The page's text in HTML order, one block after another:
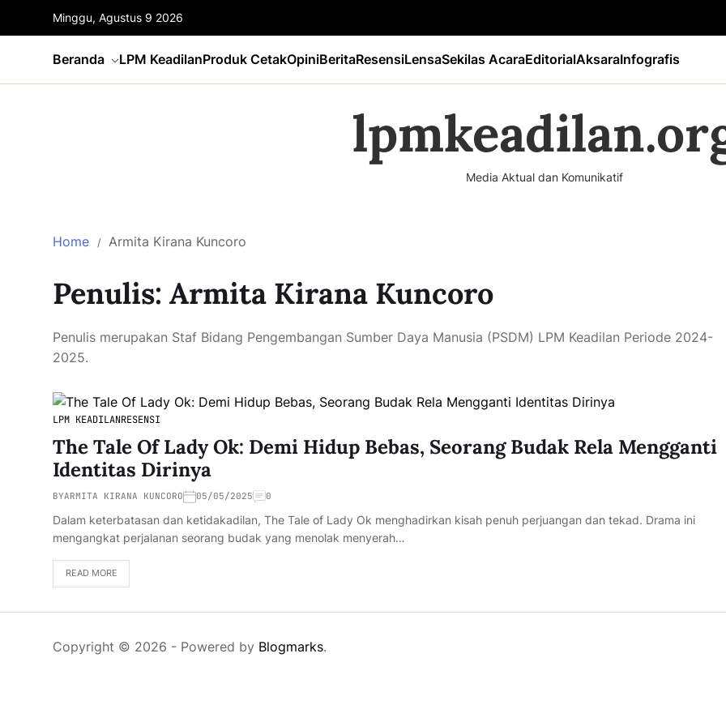
Minggu, Agustus 9 2026
Beranda LPM KeadilanProduk CetakOpiniBeritaResensiLensaSekilas AcaraEditorialAksaraInfografis
Media Aktual dan Komunikatif
Home Armita Kirana Kuncoro
Penulis: Armita Kirana Kuncoro
Penulis merupakan Staf Bidang Pengembangan Sumber Daya Manusia (PSDM) LPM Keadilan Periode 2024-
2025.
LPM KEADILANRESENSI
The Tale Of Lady Ok: Demi Hidup Bebas, Seorang Budak Rela Mengganti
Identitas Dirinya
BYARMITA KIRANA KUNCORO 05/05/2025 0
Dalam keterbatasan dan ketidakadilan, The Tale of Lady Ok menghadirkan kisah penuh perjuangan dan tekad. Drama ini
mengangkat perjalanan seorang budak yang menolak menyerah…
READ MORE
Copyright © 2026 - Powered by Blogmarks.